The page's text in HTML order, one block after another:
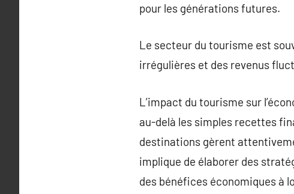
pour les générations futures.
Le secteur du tourisme est
irrégulières et des revenus
L’impact du tourisme sur
au-delà les simples recettes
destinations gèrent
implique de élaborer des
des bénéfices économiques à